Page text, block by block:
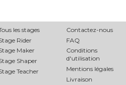
les stages
Rider
Maker
Shaper
Teacher
Contactez-nous
FAQ
Conditions
d'utilisation
Mentions légales
Livraison